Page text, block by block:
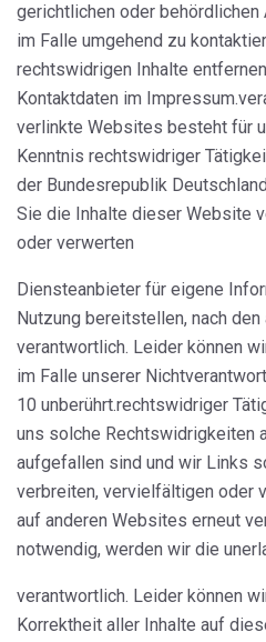
gerichtlichen oder behördlichen
im Falle umgehend zu
rechtswidrigen Inhalte
Kontaktdaten im
verlinkte Websites besteht für
Kenntnis rechtswidriger
der Bundesrepublik
Sie die Inhalte dieser Website
oder verwerten
Diensteanbieter für eigene
Nutzung bereitstellen, nach
verantwortlich. Leider können
im Falle unserer
10 unberührt.rechtswidriger
uns solche Rechtswidrigkeiten
aufgefallen sind und wir Links
verbreiten, vervielfältigen oder
auf anderen Websites erneut
notwendig, werden wir die
verantwortlich. Leider können
Korrektheit aller Inhalte auf